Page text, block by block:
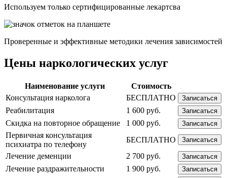
Используем только сертифицированные лекартсва
Проверенные и эффективные методики лечения зависимостей
Цены наркологических услуг
Наименование услуги
Стоимость
Консультация нарколога
БЕСПЛАТНО Записаться
Реабилитация 1 600 руб. Записаться
Скидка на повторное обращение 1 000 руб. Записаться
Первичная консультация
психиатра по телефону
БЕСПЛАТНО Записаться
Лечение деменции 2 700 руб. Записаться
Лечение раздражительности 1 900 руб. Записаться